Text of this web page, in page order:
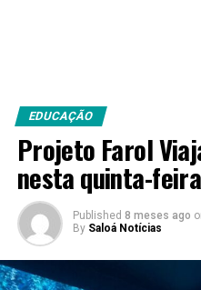
EDUCAÇÃO
Projeto Farol
nesta quinta-
Published 8 meses ago
By Saloá Notícias